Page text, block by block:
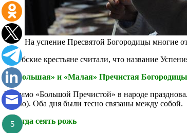
На успение Пресвятой Богородицы многие
Витебские крестьяне считали, что название
2. «Большая» и «Малая» Пречистая Богородицы
Помимо «Большой Пречистой» в народе
стилю). Оба дня были тесно связаны между собой.
3. Когда сеять рожь
5